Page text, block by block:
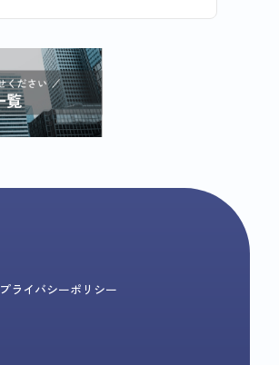
プライバシーポリシー